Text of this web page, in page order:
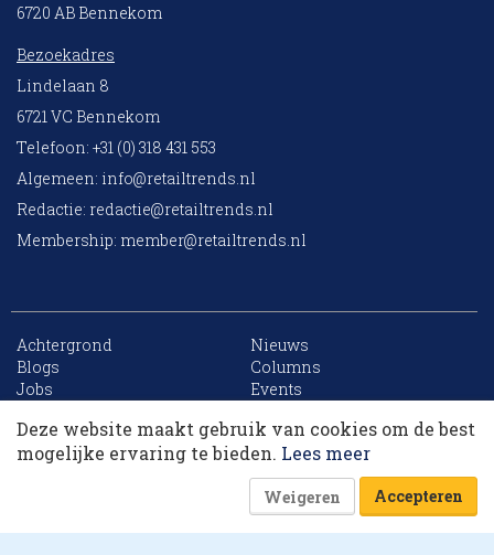
6720 AB Bennekom
Bezoekadres
Lindelaan 8
6721 VC Bennekom
Telefoon: +31 (0) 318 431 553
Algemeen: info@retailtrends.nl
Redactie: redactie@retailtrends.nl
Membership: member@retailtrends.nl
Achtergrond
Nieuws
Blogs
Columns
Jobs
Events
Archief
Sitemap
Website is powered by
Deze website maakt gebruik van cookies om de best
mogelijke ervaring te bieden. Lees meer
Weigeren Accepteren
10 collega’s
Korting op events